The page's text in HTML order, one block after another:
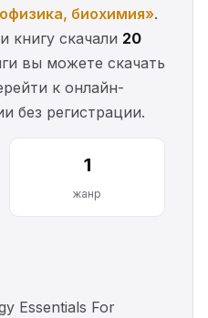
биохимия».
книгу скачали 20
вы можете скачать
к онлайн-
без регистрации.
1
жанр
Essentials For